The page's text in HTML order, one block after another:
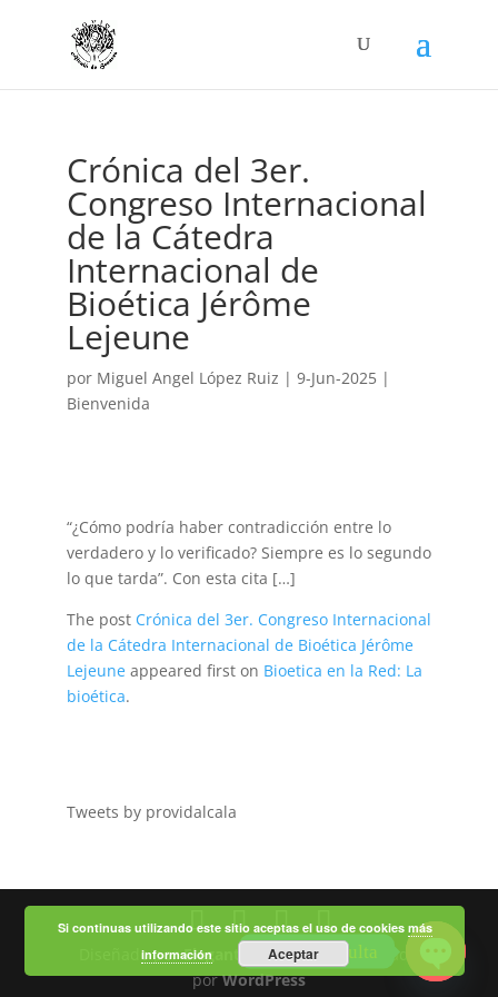
Crónica del 3er.
Congreso Internacional
de la Cátedra
Internacional de
Bioética Jérôme
Lejeune
por Miguel Angel López Ruiz | 9-Jun-2025|
Bienvenida
“¿Cómo podría haber contradicción entre lo
verdadero y lo verificado? Siempre es lo segundo
lo que tarda”. Con esta cita […]
The post Crónica del 3er. Congreso Internacional
de la Cátedra Internacional de Bioética Jérôme
Lejeuneappeared first on Bioetica en la Red: La
bioética.
Tweets by providalcala
Diseñado porElegant Themes| Desarrollado
porWordPress
Si continuas utilizando este sitio aceptas el uso de cookies más
información
Aceptar
Haz tu consulta